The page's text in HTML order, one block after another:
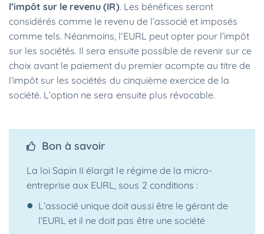
l’impôt sur le revenu (IR). Les bénéfices seront
considérés comme le revenu de l’associé et imposés
comme tels. Néanmoins, l'EURL peut opter pour l’impôt
sur les sociétés. Il sera ensuite possible de revenir sur ce
choix avant le paiement du premier acompte au titre de
l’impôt sur les sociétés du cinquième exercice de la
société. L’option ne sera ensuite plus révocable.
Bon à savoir
La loi Sapin II élargit le régime de la micro-
entreprise aux EURL, sous 2 conditions :
L’associé unique doit aussi être le gérant de
l’EURL et il ne doit pas être une société